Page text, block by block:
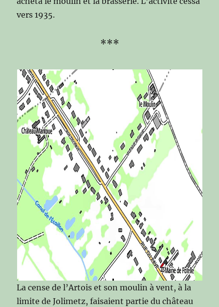
vers 1935.
***
La cense de l’Artois et son moulin à vent, à la
limite de Jolimetz, faisaient partie du château